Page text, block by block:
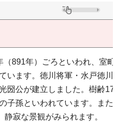
（891年）ごろといわれ、室
います。徳川将軍・水戸徳川
圀公が建立しました。樹齢
子孫といわれています。また
寂な景観がみられます。